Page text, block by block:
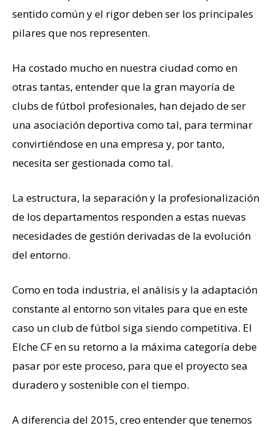
sentido común y el rigor deben ser los principales
pilares que nos representen.
Ha costado mucho en nuestra ciudad como en
otras tantas, entender que la gran mayoría de
clubs de fútbol profesionales, han dejado de ser
una asociación deportiva como tal, para terminar
convirtiéndose en una empresa y, por tanto,
necesita ser gestionada como tal.
La estructura, la separación y la profesionalización
de los departamentos responden a estas nuevas
necesidades de gestión derivadas de la evolución
del entorno.
Como en toda industria, el análisis y la adaptación
constante al entorno son vitales para que en este
caso un club de fútbol siga siendo competitiva. El
Elche CF en su retorno a la máxima categoría debe
pasar por este proceso, para que el proyecto sea
duradero y sostenible con el tiempo.
A diferencia del 2015, creo entender que tenemos